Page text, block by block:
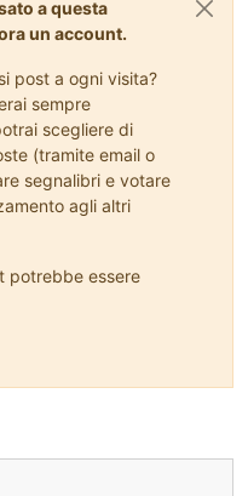
a questa
un account.
post a ogni visita?
sempre
scegliere di
(tramite email o
segnalibri e votare
agli altri
potrebbe essere